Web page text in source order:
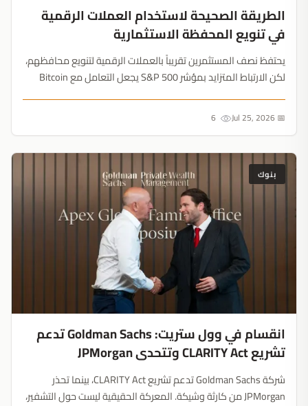
الطريقة الصحيحة لاستخدام العملات الرقمية
في تنويع المحفظة الاستثمارية
يحتفظ نصف المستثمرين تقريباً بالعملات الرقمية لتنويع محافظهم،
لكن الارتباط المتزايد بمؤشر S&P 500 يجعل التعامل مع Bitcoin
📅 Jul 25, 2026
بنوك
انقسام في وول ستريت: Goldman Sachs تدعم
تشريع CLARITY Act وتتحدى JPMorgan
شركة Goldman Sachs تدعم تشريع CLARITY Act، بينما تحذر
JPMorgan من كارثة وشيكة. المعركة الحقيقية ليست حول التشفير،